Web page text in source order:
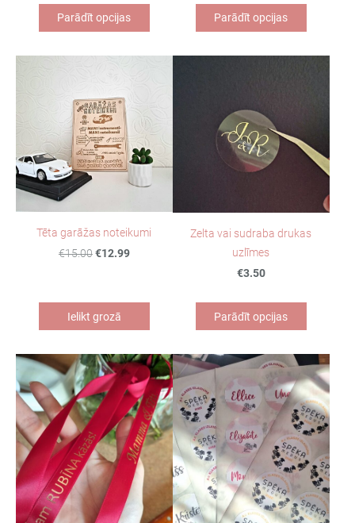
Parādīt opcijas Parādīt opcijas
Tēta garāžas noteikumi
€15.00€12.99
Ielikt grozā
Zelta vai sudraba drukas
uzlīmes
€3.50
Parādīt opcijas